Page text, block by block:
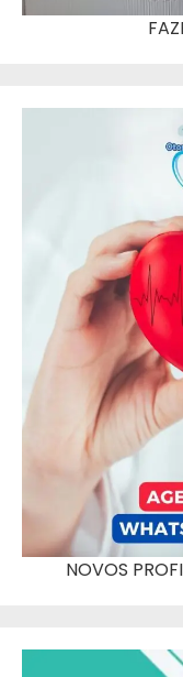
NOVOS